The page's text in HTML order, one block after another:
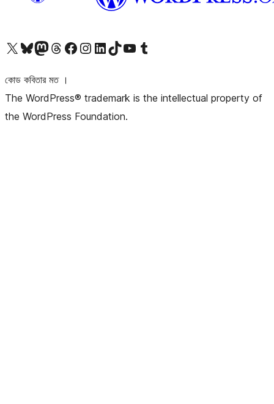
আমাদের X (আগের টুইটার) অ্যাকাউন্টে যানআমাদের Bluesky অ্যাকাউন্টটি দেখুনআমাদের মাস্টোডন অ্যাকাউন্টটি দেখুনআমাদের থ্রেডস অ্যাকাউন্টটি দেখুনআমাদের ফেসবুক পেজ দেখুনআমাদের ইন্সটাগ্রাম অ্যাকাউন্ট দেখুনআমাদের লিঙ্কডইন অ্যাকাউন্টে যানআমাদের TikTok অ্যাকাউন্টটি দেখুনআমাদের ইউটিউব চ্যানেলে যান আমাদের টাম্বলার অ্যাকাউন্ট দেখুন
কোড কবিতার মত ।
The WordPress® trademark is the intellectual property of
the WordPress Foundation.